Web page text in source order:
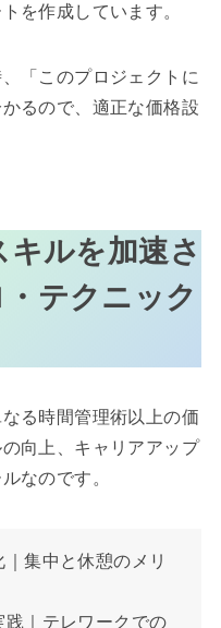
を作成しています。
「このプロジェクトに
るので、適正な価格設
ルを加速さ
テクニック
る時間管理術以上の価
向上、キャリアアップ
なのです。
集中と休憩のメリ
｜テレワークでの